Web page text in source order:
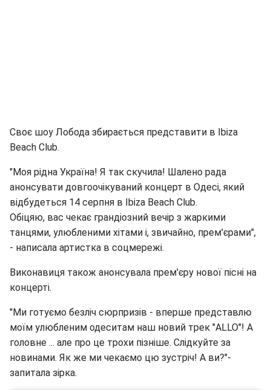
Своє шоу Лобода збирається представити в Ibiza
Beach Club.
"Моя рідна Україна! Я так скучила! Шалено рада
анонсувати довгоочікуваний концерт в Одесі, який
відбудеться 14 серпня в Ibiza Beach Club.
Обіцяю, вас чекає грандіозний вечір з жаркими
танцями, улюбленими хітами і, звичайно, прем'єрами",
- написала артистка в соцмережі.
Виконавиця також анонсувала прем'єру нової пісні на
концерті.
"Ми готуємо безліч сюрпризів - вперше представлю
моїм улюбленим одеситам наш новий трек "ALLO"! А
головне ... але про це трохи пізніше. Слідкуйте за
новинами. Як же ми чекаємо цю зустріч! А ви?"-
запитала зірка.